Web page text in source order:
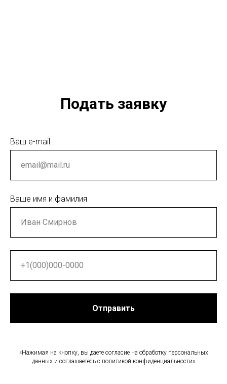
Подать заявку
Ваш e-mail
Ваше имя и фамилия
Отправить
«Нажимая на кнопку, вы даете согласие на обработку персональных
данных и соглашаетесь c политикой конфиденциальности»